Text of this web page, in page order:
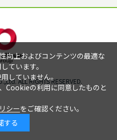
ALL RIGHTS RESERVED.
向上およびコンテンツの最適な
ています。
していません。
Cookieの利用に同意したものと
シーをご確認ください。
する